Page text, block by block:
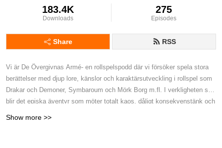
183.4K
Downloads
275
Episodes
Share RSS
Vi är De Övergivnas Armé- en rollspelspodd där vi försöker spela stora
berättelser med djup lore, känslor och karaktärsutveckling i rollspel som
Drakar och Demoner, Symbaroum och Mörk Borg m.fl. I verkligheten så
blir det episka äventyr som möter totalt kaos, dåligt konsekvenstänk och
Show more >>